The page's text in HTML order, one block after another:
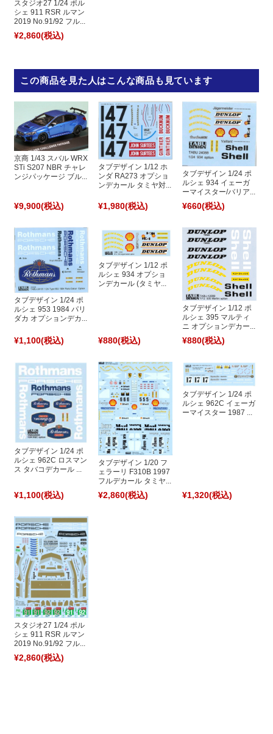
スタジオ27 1/24 ポル
シェ 911 RSR ルマン
2019 No.91/92 フル...
¥2,860(税込)
この商品を見た人はこんな商品も見ています
京商 1/43 スバル WRX
STi S207 NBR チャレ
ンジパッケージ ブル...
¥9,900(税込)
タブデザイン 1/12 ホ
ンダ RA273 オプショ
ンデカール タミヤ対...
¥1,980(税込)
タブデザイン 1/24 ポ
ルシェ 934 イェーガ
ーマイスター/バリア...
¥660(税込)
タブデザイン 1/24 ポ
ルシェ 953 1984 パリ
ダカ オプションデカ...
¥1,100(税込)
タブデザイン 1/12 ポ
ルシェ 934 オプショ
ンデカール (タミヤ...
¥880(税込)
タブデザイン 1/12 ポ
ルシェ 395 マルティ
ニ オプションデカー...
¥880(税込)
タブデザイン 1/24 ポ
ルシェ 962C ロスマン
ス タバコデカール ...
¥1,100(税込)
タブデザイン 1/20 フ
ェラーリ F310B 1997
フルデカール タミヤ...
¥2,860(税込)
タブデザイン 1/24 ポ
ルシェ 962C イェーガ
ーマイスター 1987 ...
¥1,320(税込)
スタジオ27 1/24 ポル
シェ 911 RSR ルマン
2019 No.91/92 フル...
¥2,860(税込)